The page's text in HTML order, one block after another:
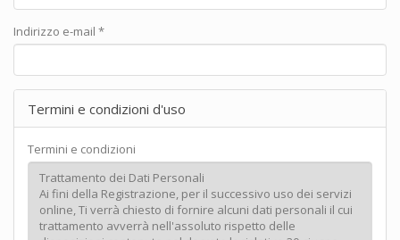
Indirizzo e-mail *
Termini e condizioni d'uso
Termini e condizioni